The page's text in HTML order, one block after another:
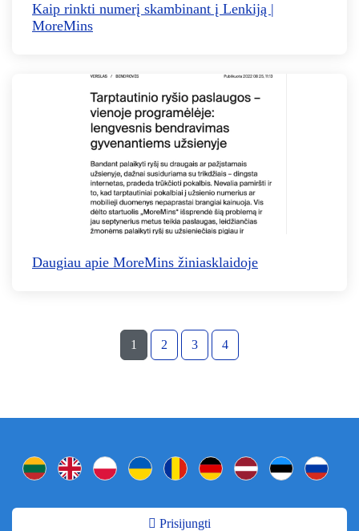
Kaip rinkti numerį skambinant į Lenkiją |
MoreMins
Daugiau apie MoreMins žiniasklaidoje
1 2 3 4
Prisijungti